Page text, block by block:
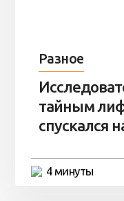
Разное
тайным
спускался
4 минуты